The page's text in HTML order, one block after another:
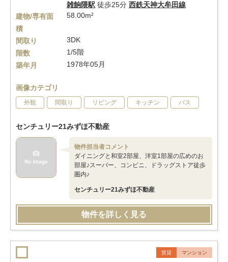
雑餉隈駅 徒歩25分 西鉄天神大牟田線
建物/専有面
積
58.00m²
間取り
3DK
階数
1/5階
築年月
1978年05月
画像カテゴリ
外観 間取り リビング キッチン バス
センチュリー21みずほ不動産
物件担当者コメント
ダイニングと和室2部屋、洋室1部屋の広めのお
部屋♪スーパー、コンビニ、ドラッグストア徒歩
圏内♪
センチュリー21みずほ不動産
物件を詳しく見る
賃貸 マンション